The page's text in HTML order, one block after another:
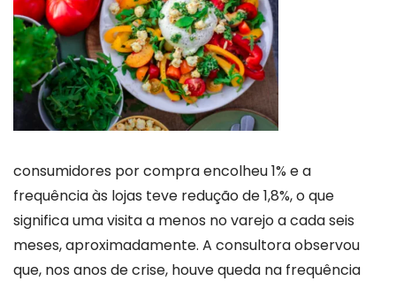
consumidores por compra encolheu 1% e a
frequência às lojas teve redução de 1,8%, o que
significa uma visita a menos no varejo a cada seis
meses, aproximadamente. A consultora observou
que, nos anos de crise, houve queda na frequência